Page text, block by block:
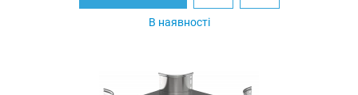
В наявності